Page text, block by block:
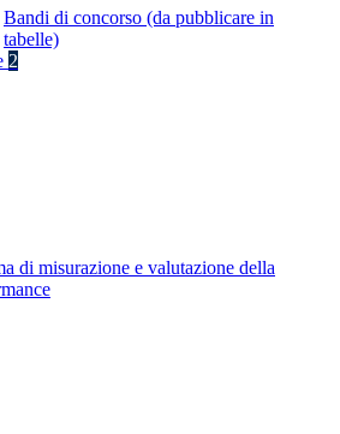
Bandi di concorso (da pubblicare in
tabelle)
2
di misurazione e valutazione della